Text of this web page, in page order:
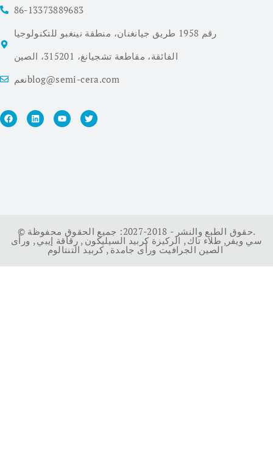
86-13373889683
رقم 1958 طريق جيانغنان، منطقة نينغبو للتكنولوجيا
الفائقة، مقاطعة تشجيانغ، 315201، الصين
نعمblog@semi-cera.com
© حقوق الطبع والنشر - 2018-2027: جميع الحقوق محفوظة.
سي ويفر , طلاء تاك , الركيزة كربيد السيليكون ,رقاقة إيبي, ورأى
الصين الجرافيت ورأى جامدة, كربيد التنتالوم